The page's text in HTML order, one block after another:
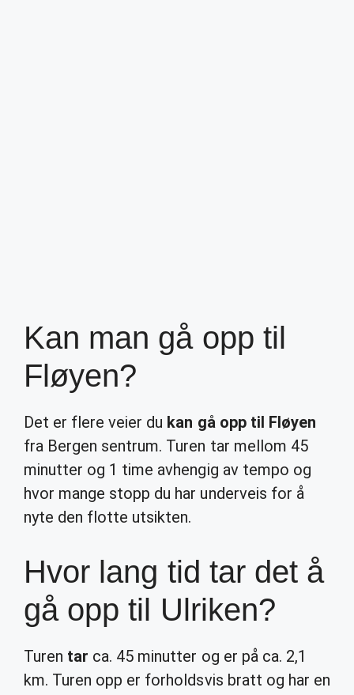
Kan man gå opp til
Fløyen?
Det er flere veier du kan gå opp til Fløyen
fra Bergen sentrum. Turen tar mellom 45
minutter og 1 time avhengig av tempo og
hvor mange stopp du har underveis for å
nyte den flotte utsikten.
Hvor lang tid tar det å
gå opp til Ulriken?
Turen tar ca. 45 minutter og er på ca. 2,1
km. Turen opp er forholdsvis bratt og har en